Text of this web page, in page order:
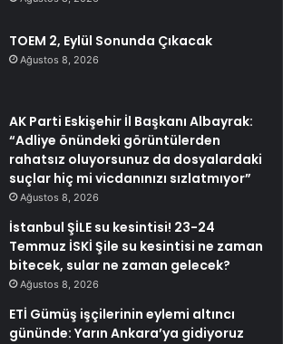
TOEM 2, Eylül Sonunda Çıkacak
Ağustos 8, 2026
AK Parti Eskişehir İl Başkanı Albayrak:
“Adliye önündeki görüntülerden
rahatsız oluyorsunuz da dosyalardaki
suçlar hiç mi vicdanınızı sızlatmıyor”
Ağustos 8, 2026
İstanbul ŞİLE su kesintisi! 23-24
Temmuz İSKİ Şile su kesintisi ne zaman
bitecek, sular ne zaman gelecek?
Ağustos 8, 2026
ETİ Gümüş işçilerinin eylemi altıncı
gününde: Yarın Ankara’ya gidiyoruz